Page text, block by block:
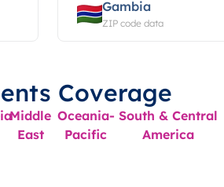
Gambia
ZIP code data
Coverage
Middle
East
Oceania-
Pacific
South & Central
America